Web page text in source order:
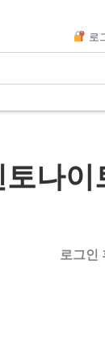
로
나이
로그인